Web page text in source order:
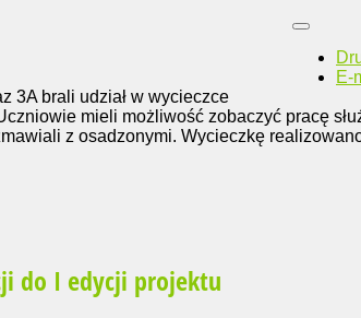
E-
3A brali udział w wycieczce
mieli możliwość zobaczyć pracę
z osadzonymi. Wycieczkę
do I edycji projektu